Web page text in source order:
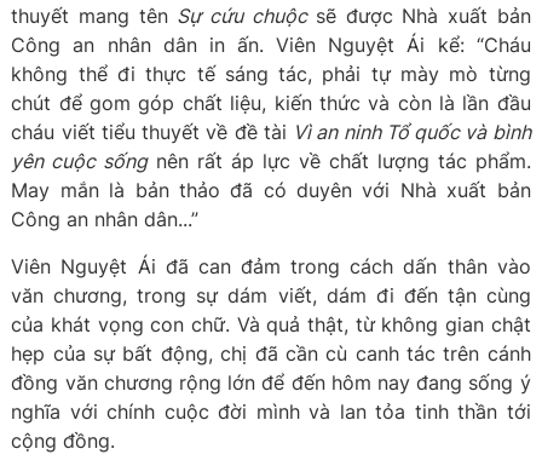
thuyết mang tên Sự cứu chuộcsẽ được Nhà xuất bản
Công an nhân dân in ấn. Viên Nguyệt Ái kể: “Cháu
không thể đi thực tế sáng tác, phải tự mày mò từng
chút để gom góp chất liệu, kiến thức và còn là lần đầu
cháu viết tiểu thuyết về đề tài Vì an ninh Tổ quốc và bình
yên cuộc sốngnên rất áp lực về chất lượng tác phẩm.
May mắn là bản thảo đã có duyên với Nhà xuất bản
Công an nhân dân...”
Viên Nguyệt Ái đã can đảm trong cách dấn thân vào
văn chương, trong sự dám viết, dám đi đến tận cùng
của khát vọng con chữ. Và quả thật, từ không gian chật
hẹp của sự bất động, chị đã cần cù canh tác trên cánh
đồng văn chương rộng lớn để đến hôm nay đang sống ý
nghĩa với chính cuộc đời mình và lan tỏa tinh thần tới
cộng đồng.